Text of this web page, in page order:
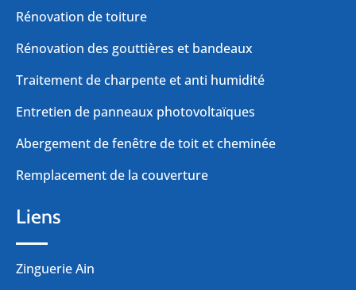
Rénovation de toiture
Rénovation des gouttières et bandeaux
Traitement de charpente et anti humidité
Entretien de panneaux photovoltaïques
Abergement de fenêtre de toit et cheminée
Remplacement de la couverture
Liens
Zinguerie Ain